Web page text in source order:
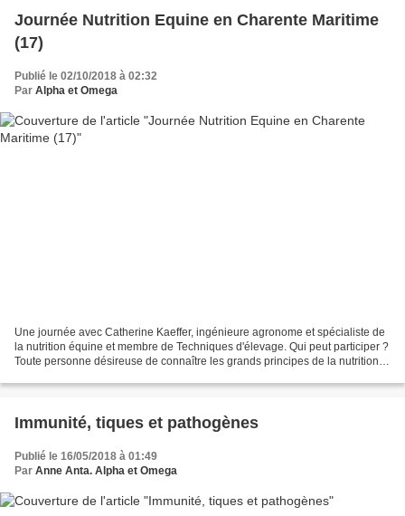
Journée Nutrition Equine en Charente Maritime
(17)
Publié le 02/10/2018 à 02:32
Par Alpha et Omega
Une journée avec Catherine Kaeffer, ingénieure agronome et spécialiste de
la nutrition équine et membre de Techniques d'élevage. Qui peut participer ?
Toute personne désireuse de connaître les grands principes de la nutrition,
Immunité, tiques et pathogènes
Publié le 16/05/2018 à 01:49
Par Anne Anta. Alpha et Omega